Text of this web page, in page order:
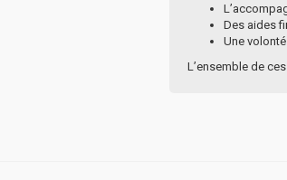
Des aides
Une
L’ensemble de